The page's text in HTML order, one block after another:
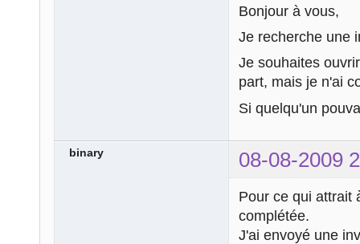
Bonjour à vous,
Je recherche une
Je souhaites
part, mais je n'ai
Si quelqu'un
binary 08-08-2009
Pour ce qui attrait
complétée.
J'ai envoyé une